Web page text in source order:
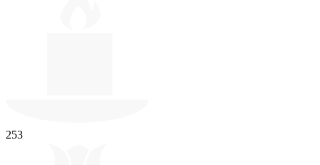
253